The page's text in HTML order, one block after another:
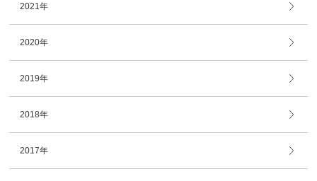
2021年
2020年
2019年
2018年
2017年